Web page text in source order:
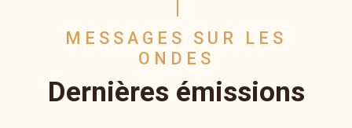
MESSAGES SUR LES
ONDES
Dernières émissions